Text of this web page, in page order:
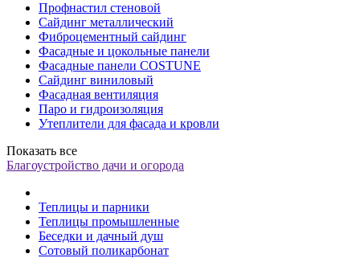
Профнастил стеновой
Сайдинг металлический
Фиброцементный сайдинг
Фасадные и цокольные панели
Фасадные панели COSTUNE
Сайдинг виниловый
Фасадная вентиляция
Паро и гидроизоляция
Утеплители для фасада и кровли
Показать все
Благоустройство дачи и огорода
Теплицы и парники
Теплицы промышленные
Беседки и дачный душ
Сотовый поликарбонат